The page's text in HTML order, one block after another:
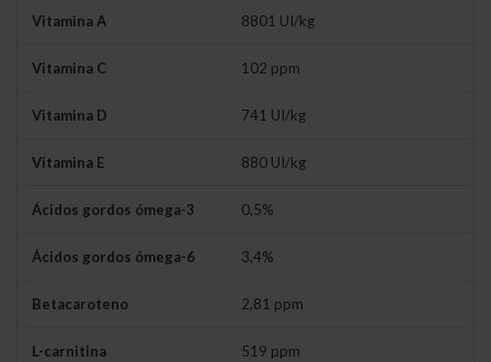
Vitamina A 8801 UI/kg
Vitamina C 102 ppm
Vitamina D 741 UI/kg
Vitamina E 880 UI/kg
Ácidos gordos ómega-3 0,5%
Ácidos gordos ómega-6 3,4%
Betacaroteno 2,81 ppm
L-carnitina 519 ppm